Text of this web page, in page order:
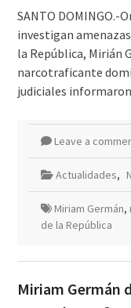
SANTO DOMINGO.-
investigan
la República, Mirián
narcotraficante
judiciales
Leave a
Actualidades,
Miriam Germán,
de la República
Miriam Germán